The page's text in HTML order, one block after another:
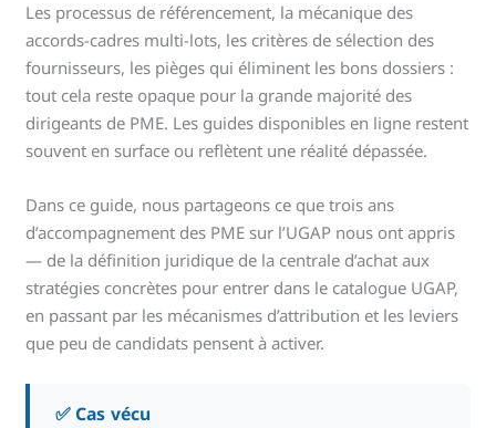
Les processus de référencement, la mécanique des
accords-cadres multi-lots, les critères de sélection des
fournisseurs, les pièges qui éliminent les bons dossiers :
tout cela reste opaque pour la grande majorité des
dirigeants de PME. Les guides disponibles en ligne restent
souvent en surface ou reflètent une réalité dépassée.
Dans ce guide, nous partageons ce que trois ans
d’accompagnement des PME sur l’UGAP nous ont appris
— de la définition juridique de la centrale d’achat aux
stratégies concrètes pour entrer dans le catalogue UGAP,
en passant par les mécanismes d’attribution et les leviers
que peu de candidats pensent à activer.
✅ Cas vécu